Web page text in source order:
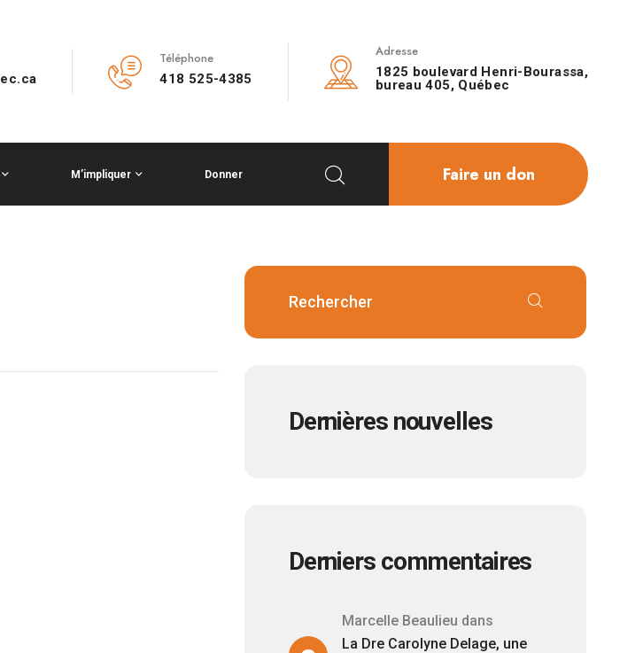
Téléphone
418 525-4385
Adresse
1825 boulevard Henri-Bourassa,
bureau 405, Québec
M’impliquer Donner Faire un don
Dernières nouvelles
Derniers commentaires
Marcelle Beaulieu dans
La Dre Carolyne Delage, une